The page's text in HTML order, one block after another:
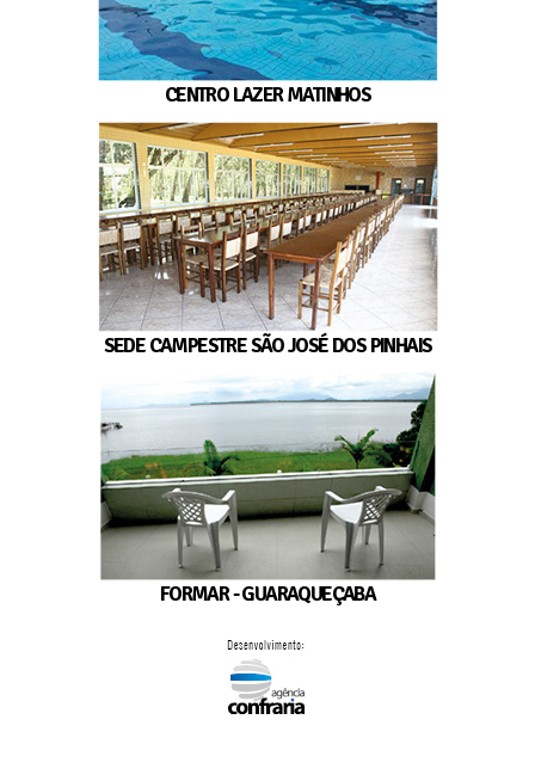
CENTRO LAZER MATINHOS
SEDE CAMPESTRE SÃO JOSÉ DOS PINHAIS
FORMAR - GUARAQUEÇABA